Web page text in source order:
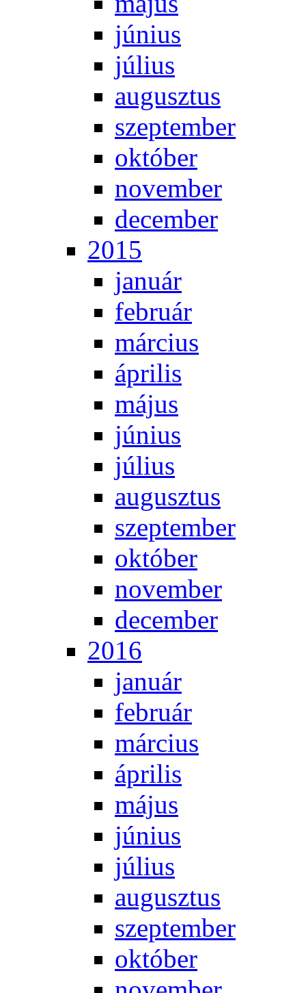
jú­ni­us
jú­li­us
au­gusz­tus
szep­tem­ber
ok­tó­ber
no­vem­ber
de­cem­ber
2015
ja­nu­ár
feb­ru­ár
már­ci­us
áp­ri­lis
má­jus
jú­ni­us
jú­li­us
au­gusz­tus
szep­tem­ber
ok­tó­ber
no­vem­ber
de­cem­ber
2016
ja­nu­ár
feb­ru­ár
már­ci­us
áp­ri­lis
má­jus
jú­ni­us
jú­li­us
au­gusz­tus
szep­tem­ber
ok­tó­ber